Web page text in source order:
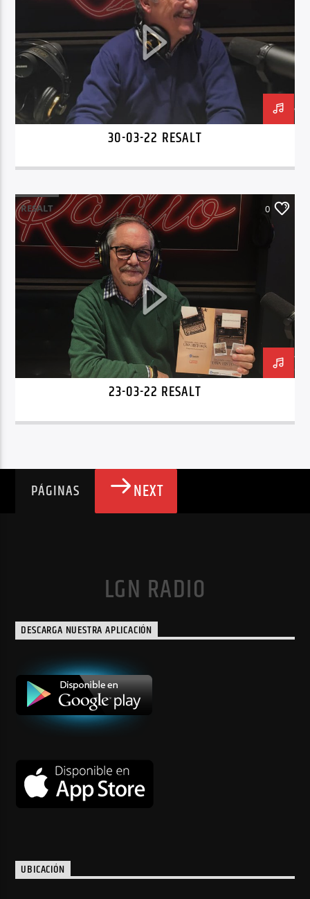
30-03-22 RESALT
RESALT 0
23-03-22 RESALT
PÁGINAS NEXT
LGN RADIO
DESCARGA NUESTRA APLICACIÓN
UBICACIÓN